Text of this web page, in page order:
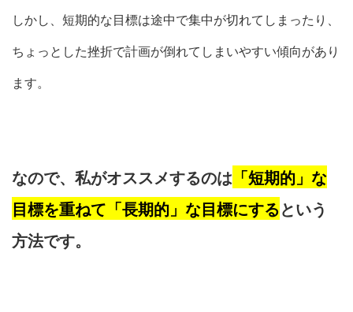
しかし、短期的な目標は途中で集中が切れてしまったり、
ちょっとした挫折で計画が倒れてしまいやすい傾向があり
ます。
なので、私がオススメするのは 「短期的」な
目標を重ねて「長期的」な目標にするという
方法です。